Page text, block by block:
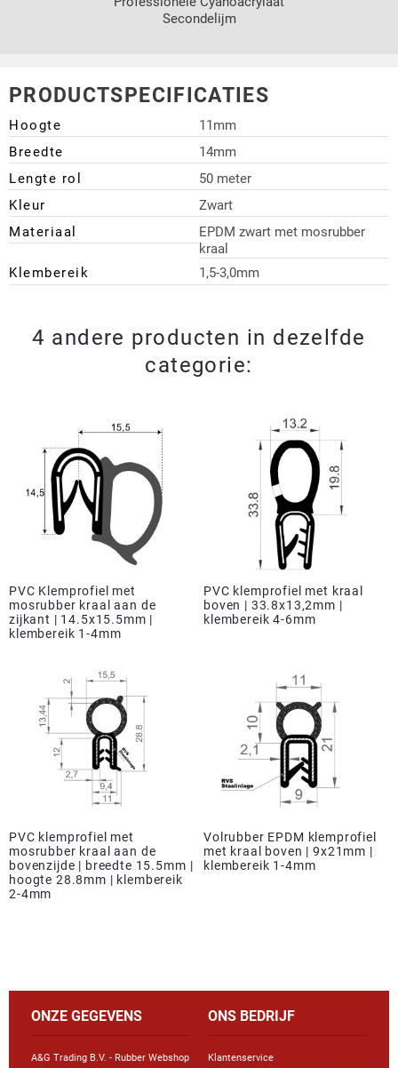
Secondelijm
PRODUCTSPECIFICATIES
Hoogte
11mm
Breedte
14mm
Lengte rol
50 meter
Kleur
Zwart
Materiaal
EPDM zwart met mosrubber
kraal
Klembereik
1,5-3,0mm
4 andere producten in dezelfde
categorie:
PVC Klemprofiel met
mosrubber kraal aan de
zijkant | 14.5x15.5mm |
klembereik 1-4mm
PVC klemprofiel met kraal
boven | 33.8x13,2mm |
klembereik 4-6mm
PVC klemprofiel met
mosrubber kraal aan de
bovenzijde | breedte 15.5mm |
hoogte 28.8mm | klembereik
2-4mm
Volrubber EPDM klemprofiel
met kraal boven | 9x21mm |
klembereik 1-4mm
ONZE GEGEVENS
A&G Trading B.V. - Rubber Webshop
ONS BEDRIJF
Klantenservice